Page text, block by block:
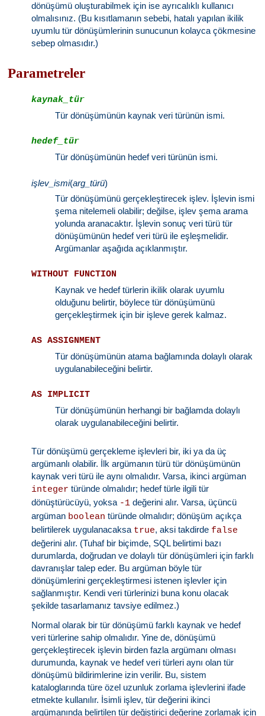
dönüşümü oluşturabilmek için ise ayrıcalıklı kullanıcı
olmalısınız. (Bu kısıtlamanın sebebi, hatalı yapılan ikilik
uyumlu tür dönüşümlerinin sunucunun kolayca çökmesine
sebep olmasıdır.)
Parametreler
kaynak_tür
Tür dönüşümünün kaynak veri türünün ismi.
hedef_tür
Tür dönüşümünün hedef veri türünün ismi.
işlev_ismi(arg_türü)
Tür dönüşümünü gerçekleştirecek işlev. İşlevin ismi
şema nitelemeli olabilir; değilse, işlev şema arama
yolunda aranacaktır. İşlevin sonuç veri türü tür
dönüşümünün hedef veri türü ile eşleşmelidir.
Argümanlar aşağıda açıklanmıştır.
WITHOUT FUNCTION
Kaynak ve hedef türlerin ikilik olarak uyumlu
olduğunu belirtir, böylece tür dönüşümünü
gerçekleştirmek için bir işleve gerek kalmaz.
AS ASSIGNMENT
Tür dönüşümünün atama bağlamında dolaylı olarak
uygulanabileceğini belirtir.
AS IMPLICIT
Tür dönüşümünün herhangi bir bağlamda dolaylı
olarak uygulanabileceğini belirtir.
Tür dönüşümü gerçekleme işlevleri bir, iki ya da üç
argümanlı olabilir. İlk argümanın türü tür dönüşümünün
kaynak veri türü ile aynı olmalıdır. Varsa, ikinci argüman
integer türünde olmalıdır; hedef türle ilgili tür
dönüştürücüyü, yoksa -1 değerini alır. Varsa, üçüncü
argüman boolean türünde olmalıdır; dönüşüm açıkça
belirtilerek uygulanacaksa true, aksi takdirde false
değerini alır. (Tuhaf bir biçimde, SQL belirtimi bazı
durumlarda, doğrudan ve dolaylı tür dönüşümleri için farklı
davranışlar talep eder. Bu argüman böyle tür
dönüşümlerini gerçekleştirmesi istenen işlevler için
sağlanmıştır. Kendi veri türlerinizi buna konu olacak
şekilde tasarlamanız tavsiye edilmez.)
Normal olarak bir tür dönüşümü farklı kaynak ve hedef
veri türlerine sahip olmalıdır. Yine de, dönüşümü
gerçekleştirecek işlevin birden fazla argümanı olması
durumunda, kaynak ve hedef veri türleri aynı olan tür
dönüşümü bildirimlerine izin verilir. Bu, sistem
kataloglarında türe özel uzunluk zorlama işlevlerini ifade
etmekte kullanılır. İsimli işlev, tür değerini ikinci
argümanında belirtilen tür değiştirici değerine zorlamak için